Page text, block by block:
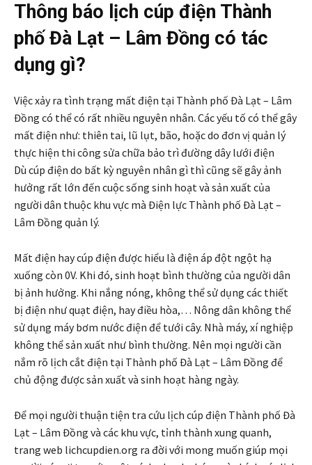
Thông báo lịch cúp điện Thành
phố Đà Lạt – Lâm Đồng có tác
dụng gì?
Việc xảy ra tình trạng mất điện tại Thành phố Đà Lạt – Lâm
Đồng có thể có rất nhiều nguyên nhân. Các yếu tố có thể gây
mất điện như: thiên tai, lũ lụt, bão, hoặc do đơn vị quản lý
thực hiện thi công sửa chữa bảo trì đường dây lưới điện
Dù cúp điện do bất kỳ nguyên nhân gì thì cũng sẽ gây ảnh
hưởng rất lớn đến cuộc sống sinh hoạt và sản xuất của
người dân thuộc khu vực mà Điện lực Thành phố Đà Lạt –
Lâm Đồng quản lý.
Mất điện hay cúp điện được hiểu là điện áp đột ngột hạ
xuống còn 0V. Khi đó, sinh hoạt bình thường của người dân
bị ảnh hưởng. Khi nắng nóng, không thể sử dụng các thiết
bị điện như quạt điện, hay điều hòa,… Nông dân không thể
sử dụng máy bơm nước điện để tưới cây. Nhà máy, xí nghiệp
không thể sản xuất như bình thường. Nên mọi người cần
nắm rõ lịch cắt điện tại Thành phố Đà Lạt – Lâm Đồng để
chủ động được sản xuất và sinh hoạt hàng ngày.
Để mọi người thuận tiện tra cứu lịch cúp điện Thành phố Đà
Lạt – Lâm Đồng và các khu vực, tỉnh thành xung quanh,
trang web lichcupdien.org ra đời với mong muốn giúp mọi